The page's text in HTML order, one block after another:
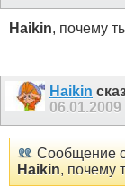
Haikin, почему
Haikin
06.01.2009
Сообщение
Haikin, почему